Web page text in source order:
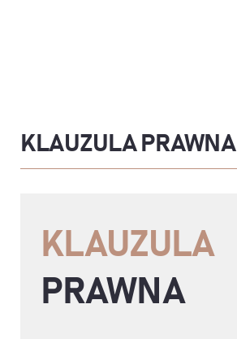
KLAUZULA PRAWNA
KLAUZULA
PRAWNA